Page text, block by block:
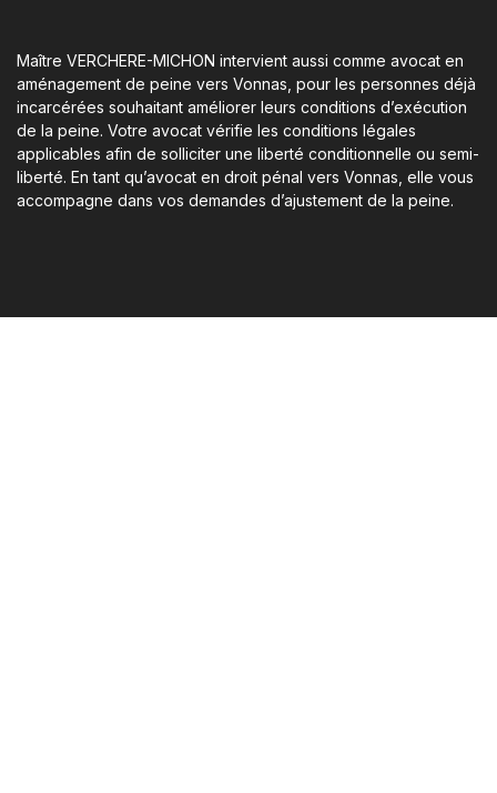
Maître VERCHERE-MICHON intervient aussi comme avocat en
aménagement de peine vers Vonnas, pour les personnes déjà
incarcérées souhaitant améliorer leurs conditions d’exécution
de la peine. Votre avocat vérifie les conditions légales
applicables afin de solliciter une liberté conditionnelle ou semi-
liberté. En tant qu’avocat en droit pénal vers Vonnas, elle vous
accompagne dans vos demandes d’ajustement de la peine.